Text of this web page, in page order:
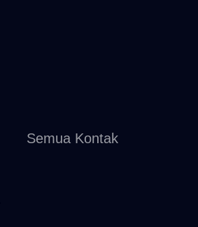
Semua Kontak